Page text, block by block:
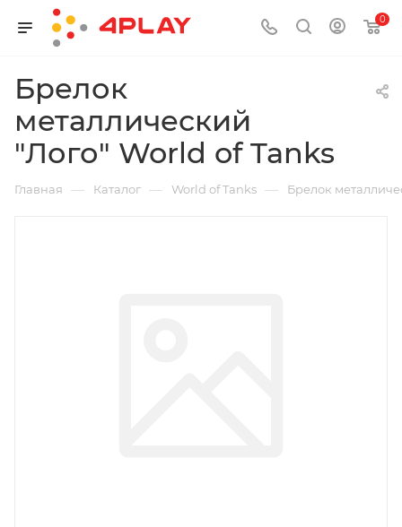
0
Брелок
металлический
"Лого" World of Tanks
Главная — Каталог — World of Tanks — Брелок